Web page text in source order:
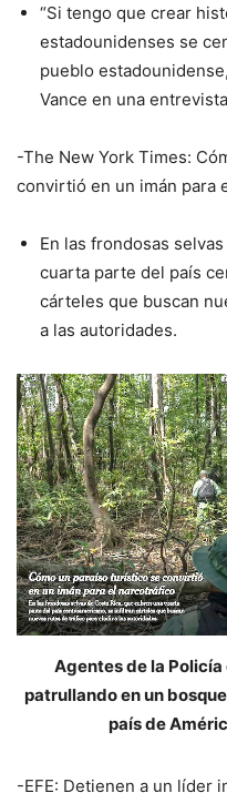
“Si tengo que crear
estadounidenses se
pueblo
Vance en una
-The New York Times:
convirtió en un imán para
En las frondosas
cuarta parte del país
cárteles que buscan
a las autoridades.
Agentes de la
patrullando en un
país de
-EFE: Detienen a un líder